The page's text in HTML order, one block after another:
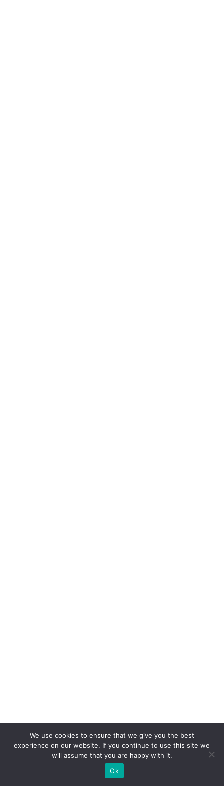
We use cookies to ensure that we give you the best
experience on our website. If you continue to use this site we
will assume that you are happy with it.
Ok